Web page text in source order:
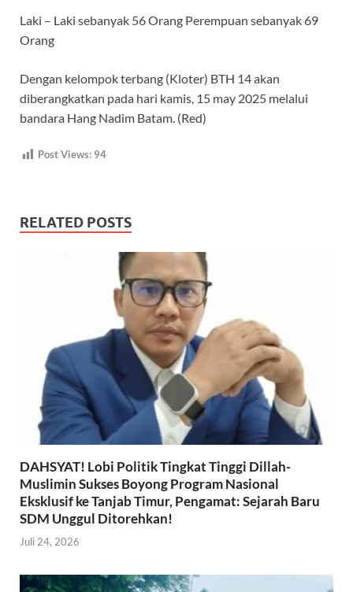
Laki – Laki sebanyak 56 Orang Perempuan sebanyak 69
Orang
Dengan kelompok terbang (Kloter) BTH 14 akan
diberangkatkan pada hari kamis, 15 may 2025 melalui
bandara Hang Nadim Batam. (Red)
Post Views: 94
RELATED POSTS
DAHSYAT! Lobi Politik Tingkat Tinggi Dillah-
Muslimin Sukses Boyong Program Nasional
Eksklusif ke Tanjab Timur, Pengamat: Sejarah Baru
SDM Unggul Ditorehkan!
Juli 24, 2026